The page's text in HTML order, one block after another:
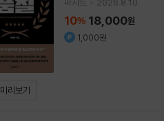
미리보기
파지트
2026.8.10.
10% 18,000원
1,000원